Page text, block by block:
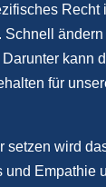
Recht
Schnell
kann
für
setzen wird
und Empathie